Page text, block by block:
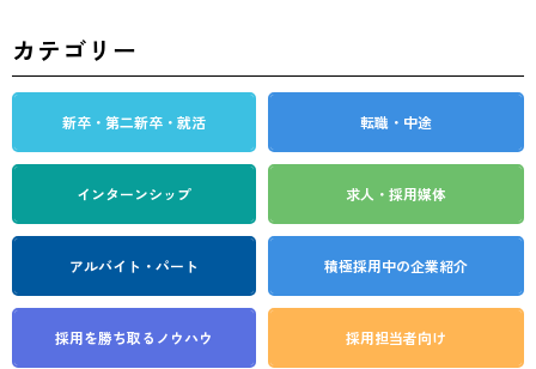
カテゴリー
新卒・第二新卒・就活 転職・中途
インターンシップ 求人・採用媒体
アルバイト・パート 積極採用中の企業紹介
採用を勝ち取る ノウハウ 採用担当者向け